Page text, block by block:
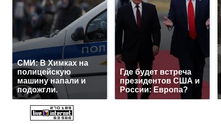
СМИ: В Химках на
полицейскую
машину напали и
подожгли.
Где будет встреча
президентов США и
России: Европа?